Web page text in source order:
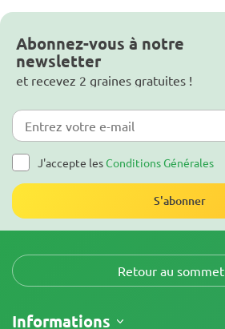
Abonnez-vous à notre
newsletter
et recevez 2 graines gratuites !
J'accepte lesConditions Générales
S'abonner
Retour au sommet
Informations